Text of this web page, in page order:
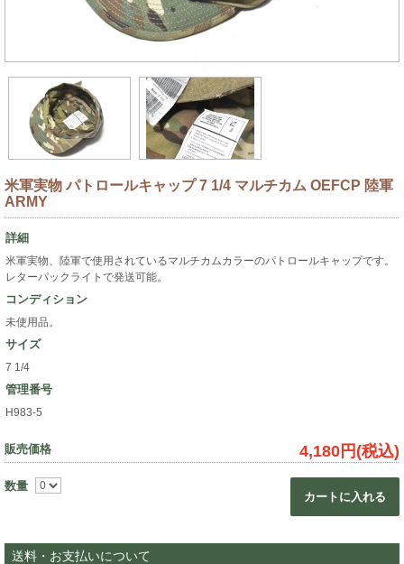
米軍実物 パトロールキャップ 7 1/4 マルチカム OEFCP 陸軍
ARMY
詳細
米軍実物、陸軍で使用されているマルチカムカラーのパトロールキャップです。
レターパックライトで発送可能。
コンディション
未使用品。
サイズ
7 1/4
管理番号
H983-5
販売価格 4,180円(税込)
数量
カートに入れる
送料・お支払いについて